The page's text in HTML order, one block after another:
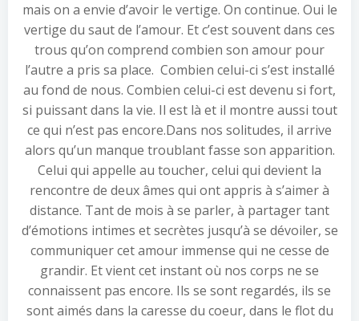
mais on a envie d’avoir le vertige. On continue. Oui le
vertige du saut de l’amour. Et c’est souvent dans ces
trous qu’on comprend combien son amour pour
l’autre a pris sa place. Combien celui-ci s’est installé
au fond de nous. Combien celui-ci est devenu si fort,
si puissant dans la vie. Il est là et il montre aussi tout
ce qui n’est pas encore.Dans nos solitudes, il arrive
alors qu’un manque troublant fasse son apparition.
Celui qui appelle au toucher, celui qui devient la
rencontre de deux âmes qui ont appris à s’aimer à
distance. Tant de mois à se parler, à partager tant
d’émotions intimes et secrètes jusqu’à se dévoiler, se
communiquer cet amour immense qui ne cesse de
grandir. Et vient cet instant où nos corps ne se
connaissent pas encore. Ils se sont regardés, ils se
sont aimés dans la caresse du coeur, dans le flot du